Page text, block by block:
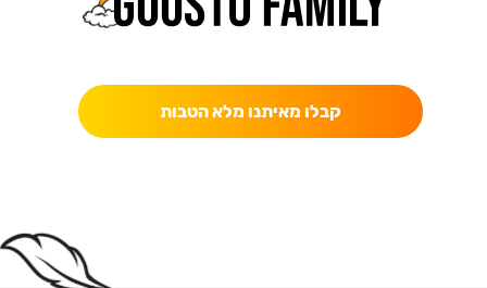
קבלו מאיתנו מלא הטבות